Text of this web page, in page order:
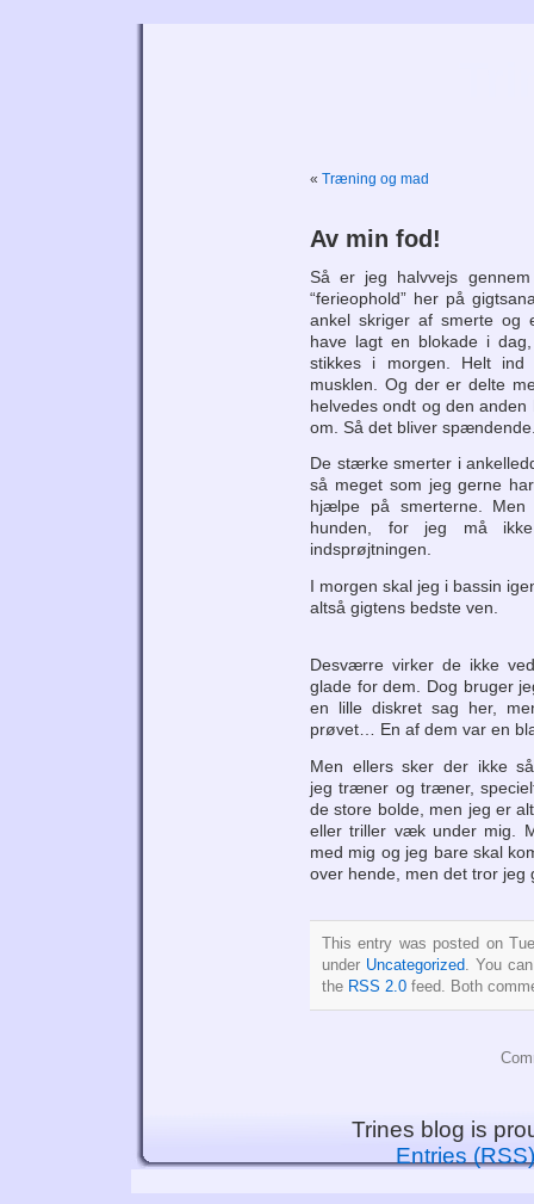
« Træning og mad
Av min fod!
Så er jeg halvvejs
“ferieophold” her på
ankel skriger af smerte og
have lagt en blokade i
stikkes i morgen. Helt
musklen. Og der er delte
helvedes ondt og den
om. Så det bliver
De stærke smerter i
så meget som jeg gerne
hjælpe på smerterne.
hunden, for jeg må
indsprøjtningen.
I morgen skal jeg i bassin
altså gigtens bedste ven.
Desværre virker de ikke
glade for dem. Dog bruger
en lille diskret sag her,
prøvet… En af dem var en
Men ellers sker der ikke
jeg træner og træner,
de store bolde, men jeg er
eller triller væk under mig.
med mig og jeg bare skal
over hende, men det tror
This entry was posted on
under Uncategorized . You
the RSS 2.0 feed. Both
Trines blog is
Entries (RSS)